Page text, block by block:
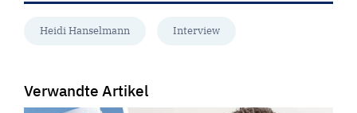
Heidi Hanselmann Interview
Verwandte Artikel